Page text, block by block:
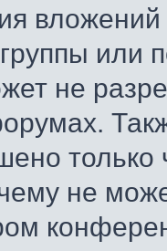
или
не
не